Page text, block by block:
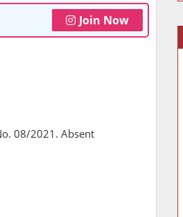
Join Now
08/2021. Absent